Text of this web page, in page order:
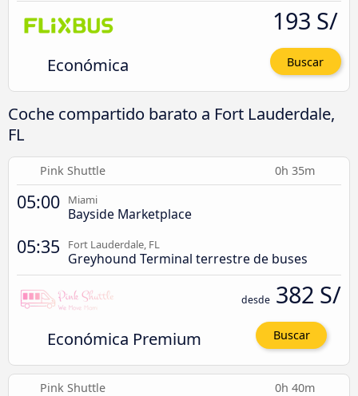
Económica
193 S/
Buscar
Coche compartido barato a Fort Lauderdale,
FL
Pink Shuttle 0h 35m
05:00 Miami
Bayside Marketplace
05:35 Fort Lauderdale, FL
Greyhound Terminal terrestre de buses
Económica Premium
desde 382 S/
Buscar
Pink Shuttle 0h 40m